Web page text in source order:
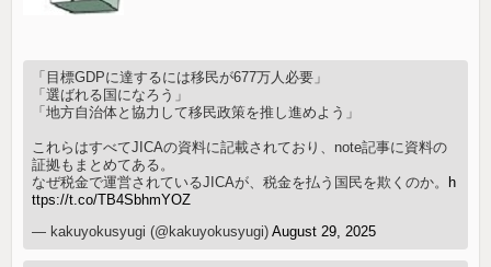
「目標GDPに達するには移民が677万人必要」
「選ばれる国になろう」
「地方自治体と協力して移民政策を推し進めよう」
これらはすべてJICAの資料に記載されており、note記事に資料の
証拠もまとめてある。
なぜ税金で運営されているJICAが、税金を払う国民を欺くのか。 h
ttps://t.co/TB4SbhmYOZ
— kakuyokusyugi (@kakuyokusyugi)August 29, 2025